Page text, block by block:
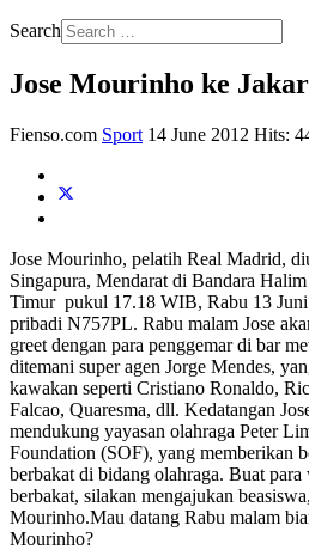
Search
Jose Mourinho ke
Fienso.com Sport 14 June 2012 Hits:
Jose Mourinho, pelatih Real Madrid,
Singapura, Mendarat di Bandara Halim
Timur pukul 17.18 WIB, Rabu 13
pribadi N757PL. Rabu malam Jose
greet dengan para penggemar di bar
ditemani super agen Jorge Mendes,
kawakan seperti Cristiano Ronaldo,
Falcao, Quaresma, dll. Kedatangan
mendukung yayasan olahraga Peter
Foundation (SOF), yang memberikan
berbakat di bidang olahraga. Buat
berbakat, silakan mengajukan
Mourinho.Mau datang Rabu malam
Mourinho?